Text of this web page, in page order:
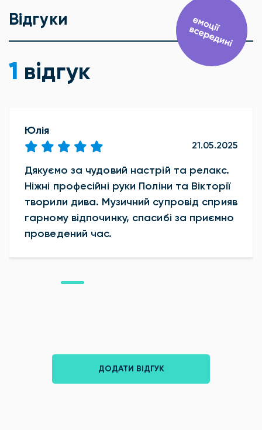
Відгуки
1 відгук
Юлія
21.05.2025
Дякуємо за чудовий настрій та релакс.
Ніжні професійні руки Поліни та Вікторії
творили дива. Музичний супровід сприяв
гарному відпочинку, спасибі за приємно
проведений час.
ДОДАТИ ВІДГУК